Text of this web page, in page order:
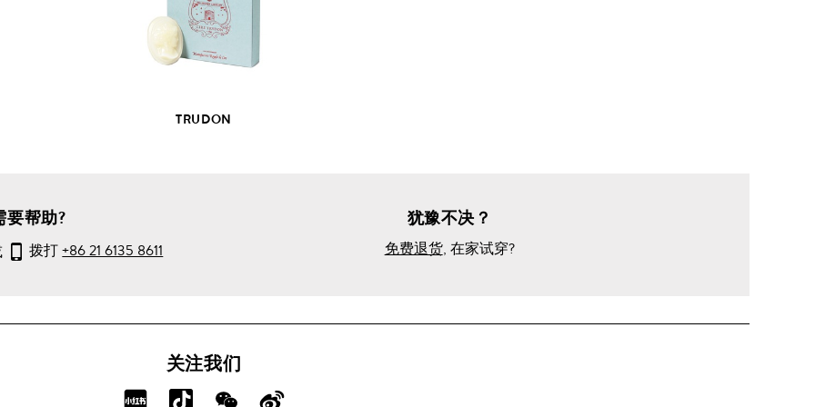
TRUDON
产
品
详
情
要帮助?
拨打+86 21 6135 8611
犹豫不决？
免费退货, 在家试穿?
关注我们